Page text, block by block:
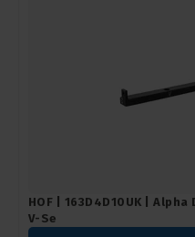
HOF | 163D4D10UK | Alpha
V-Se